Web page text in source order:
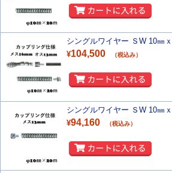
シングルワイヤー ＳW 10㎜
¥104,500 （税込み）
シングルワイヤー ＳW 10㎜
¥94,160 （税込み）